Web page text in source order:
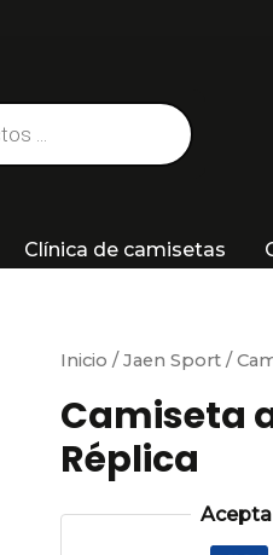
Clínica de camisetas
Inicio /Jaen Sport /
Camiseta
Réplica